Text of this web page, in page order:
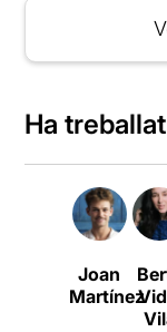
Ha
Joan
Martínez